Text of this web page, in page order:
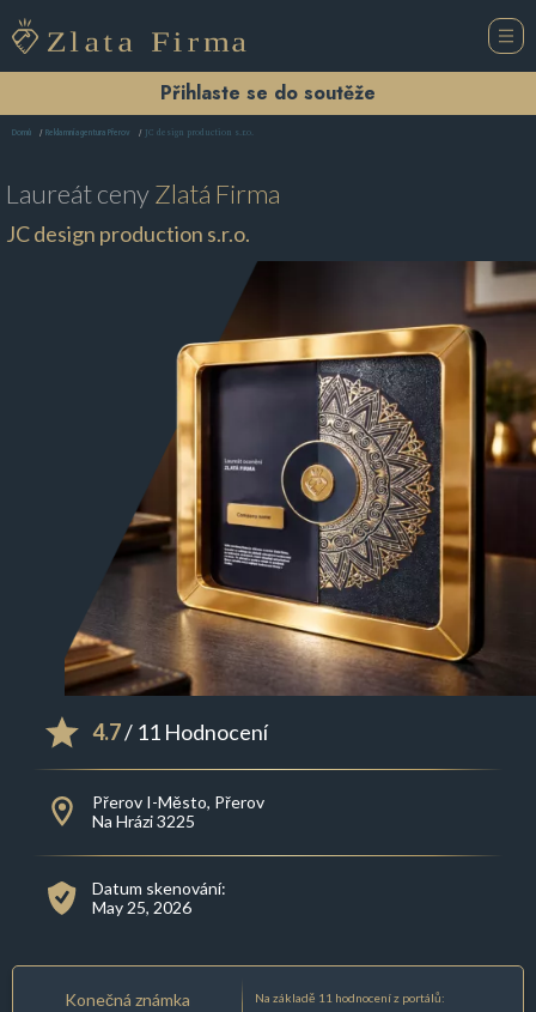
Přihlaste se do soutěže
Domů Reklamní agentura Přerov JC design production s.r.o.
Laureát cenyZlatá Firma
JC design production s.r.o.
4.7/ 11 Hodnocení
Přerov I-Město, Přerov
Na Hrázi 3225
Datum skenování:
May 25, 2026
Konečná známka Na základě 11 hodnocení z portálů: